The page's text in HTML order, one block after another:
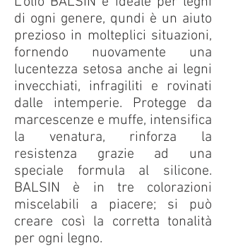
di ogni genere, qundi è un aiuto
prezioso in molteplici situazioni,
fornendo nuovamente una
lucentezza setosa anche ai legni
invecchiati, infragiliti e rovinati
dalle intemperie. Protegge da
marcescenze e muffe, intensifica
la venatura, rinforza la
resistenza grazie ad una
speciale formula al silicone.
BALSIN è in tre colorazioni
miscelabili a piacere; si può
creare così la corretta tonalità
per ogni legno.